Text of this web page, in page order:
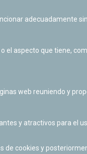
adecuadamente
aspecto que tiene,
web reuniendo y
y atractivos para el
cookies y